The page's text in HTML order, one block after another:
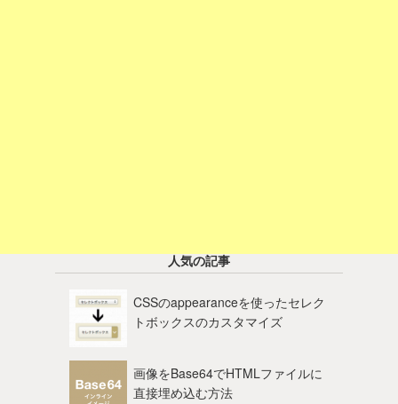
人気の記事
CSSのappearanceを使ったセレク
トボックスのカスタマイズ
画像をBase64でHTMLファイルに
直接埋め込む方法